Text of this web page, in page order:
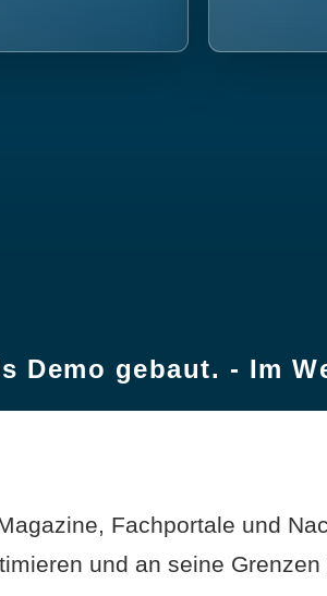
Demo gebaut. - Im
Fachportale und
und an seine